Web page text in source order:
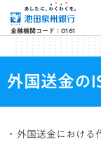
金融機関コード：0161
外国送金の
外国送金における